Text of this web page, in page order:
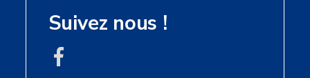
Suivez nous !